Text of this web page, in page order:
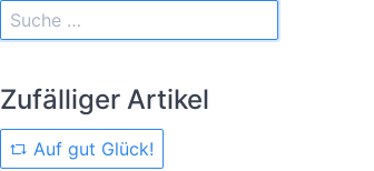
Zufälliger Artikel
Auf gut Glück!